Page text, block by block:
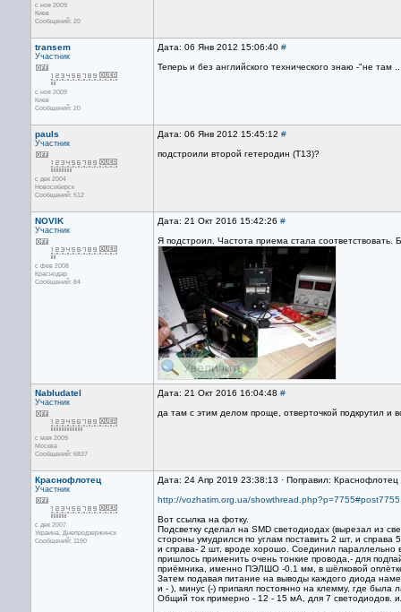
с ноя 2009
Киев
Сообщений: 20
transem
Участник
с ноя 2009
Киев
Сообщений: 20
Дата: 06 Янв 2012 15:06:40 #
Теперь и без английского технического знаю -"не
pauls
Участник
с дек 2004
Новосибирск
Сообщений: 512
Дата: 06 Янв 2012 15:45:12 #
подстроили второй гетеродин (Т13)?
NOVIK
Участник
с фев 2008
Краснодар
Сообщений: 84
Дата: 21 Окт 2016 15:42:26 #
Я подстроил. Частота приема стала соответствовать.
Nabludatel
Участник
с мая 2009
Москва
Сообщений: 6837
Дата: 21 Окт 2016 16:04:48 #
да там с этим делом проще, отверточкой подкрутил
Краснофлотец
Участник
с дек 2007
Украина, Днепродзержинск
Сообщений: 1190
Дата: 24 Апр 2019 23:38:13 · Поправил:
http://vozhatim.org.ua/showthread.php?p=7755#post7755
Вот ссылка на фотку.
Подсветку сделал на SMD светодиодах (вырезал из
стороны умудрился по углам поставить 2 шт, и
и справа- 2 шт, вроде хорошо. Соединил параллельно
пришлось применить очень тонкие провода,- для
приёмника, именно ПЭЛШО -0.1 мм, в шёлковой
Затем подавая питание на выводы каждого диода
и - ), минус (-) припаял постоянно на клемму, где
Общий ток примерно - 12 - 15 мА, для 7 светодиодов.